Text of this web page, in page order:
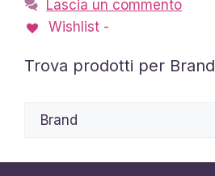
Lascia un commento
Wishlist -
Trova prodotti per Brand